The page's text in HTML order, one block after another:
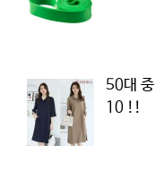
50대
10 !!